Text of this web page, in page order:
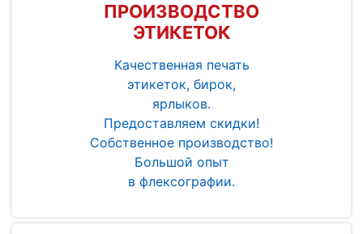
ПРОИЗВОДСТВО
ЭТИКЕТОК
Качественная печать
этикеток, бирок,
ярлыков.
Предоставляем скидки!
Собственное производство!
Большой опыт
в флексографии.